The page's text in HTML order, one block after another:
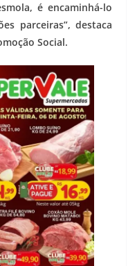
é encaminhá-lo
parceiras”, destaca
Social.